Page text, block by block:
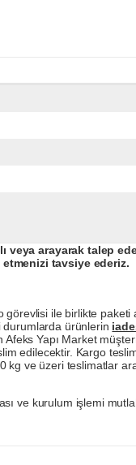
veya arayarak talep
tavsiye ederiz.
ile birlikte
durumlarda ürünlerin
Afeks Yapı Market
edilecektir. Kargo
kg ve üzeri teslimatlar
ve kurulum işlemi